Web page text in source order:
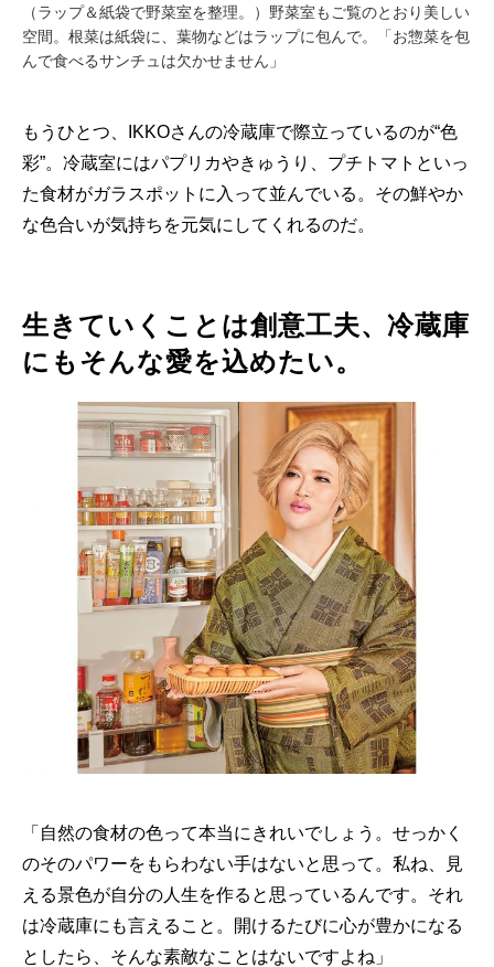
（ラップ＆紙袋で野菜室を整理。）野菜室もご覧のとおり美しい
空間。根菜は紙袋に、葉物などはラップに包んで。「お惣菜を包
んで食べるサンチュは欠かせません」
もうひとつ、IKKOさんの冷蔵庫で際立っているのが“色
彩”。冷蔵室にはパプリカやきゅうり、プチトマトといっ
た食材がガラスポットに入って並んでいる。その鮮やか
な色合いが気持ちを元気にしてくれるのだ。
生きていくことは創意工夫、冷蔵庫
にもそんな愛を込めたい。
「自然の食材の色って本当にきれいでしょう。せっかく
のそのパワーをもらわない手はないと思って。私ね、見
える景色が自分の人生を作ると思っているんです。それ
は冷蔵庫にも言えること。開けるたびに心が豊かになる
としたら、そんな素敵なことはないですよね」